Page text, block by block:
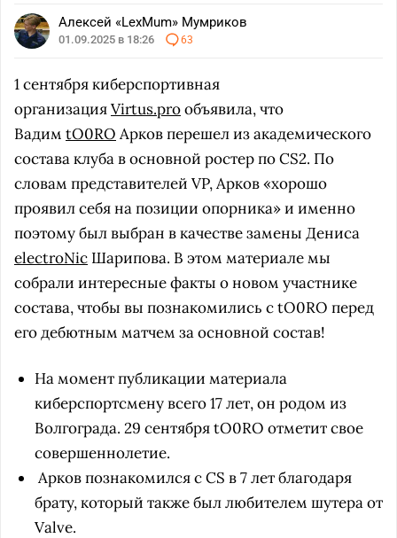
Алексей «LexMum» Мумриков
01.09.2025 в 18:26 63
1 сентября киберспортивная
организацияVirtus.proобъявила, что
Вадим tO0RO Арков перешел из академического
состава клуба в основной ростер по CS2. По
словам представителей VP, Арков «хорошо
проявил себя на позиции опорника» и именно
поэтому был выбран в качестве замены Дениса
electroNic Шарипова. В этом материале мы
собрали интересные факты о новом участнике
состава, чтобы вы познакомились с tO0RO перед
его дебютным матчем за основной состав!
На момент публикации материала
киберспортсмену всего 17 лет, он родом из
Волгограда. 29 сентября tO0RO отметит свое
совершеннолетие.
Арков познакомился с CS в 7 лет благодаря
брату, который также был любителем шутера от
Valve.